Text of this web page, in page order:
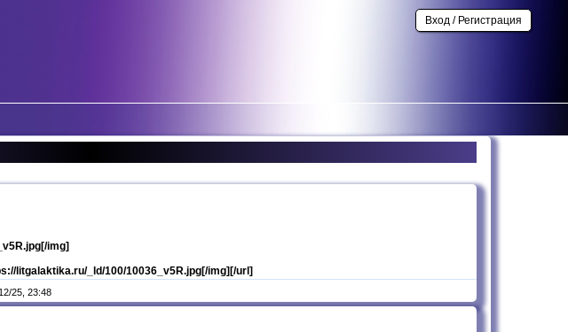
Вход / Регистрация
img]
litgalaktika.ru/_ld/100/10036_v5R.jpg[/img][/url]
25, 23:48